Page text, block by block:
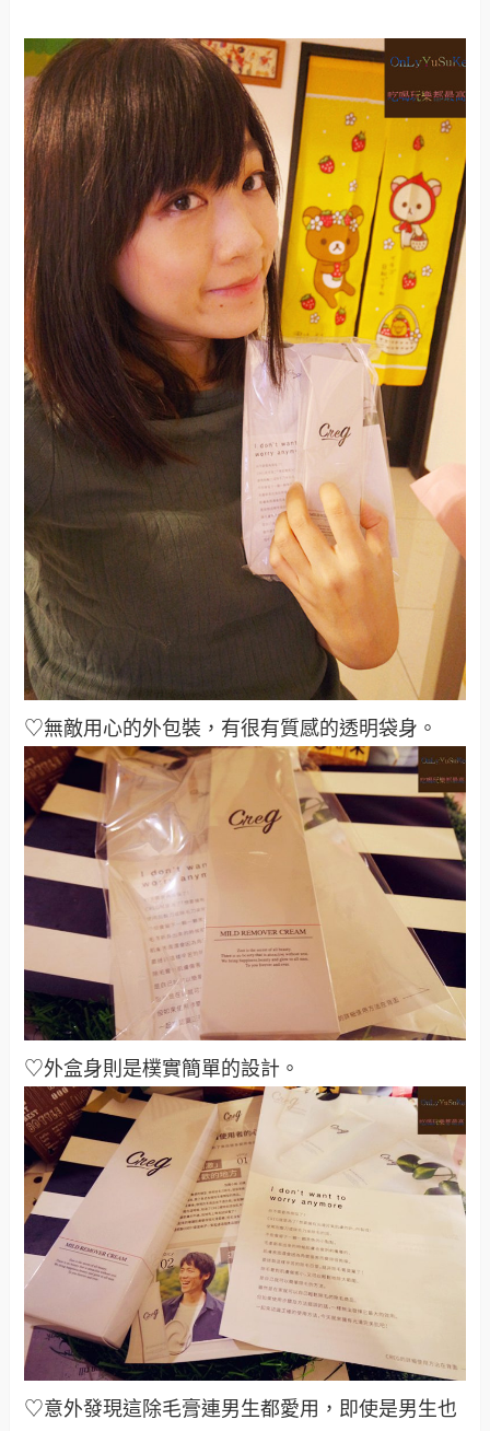
♡無敵用心的外包裝，有很有質感的透明袋身 。
♡外盒身則是樸實簡單的設計 。
♡意外發現這除毛膏連男生都愛用，即使是男生也